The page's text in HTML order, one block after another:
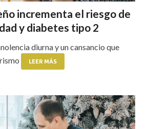
incrementa el riesgo de
y diabetes tipo 2
diurna y un cansancio que
LEER MÁS